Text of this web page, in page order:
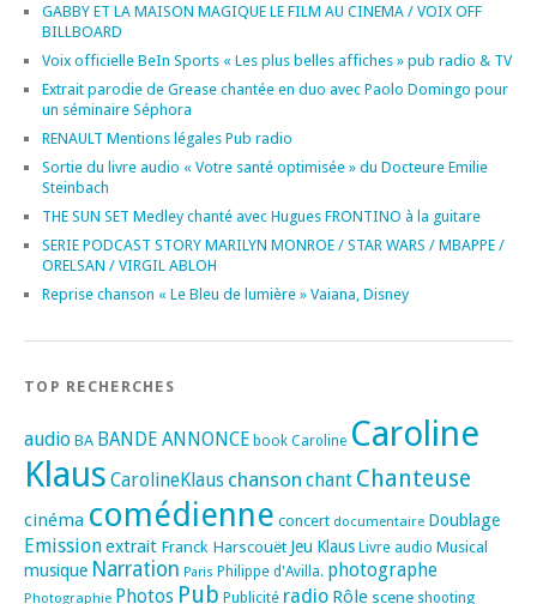
GABBY ET LA MAISON MAGIQUE LE FILM AU CINEMA / VOIX OFF
BILLBOARD
Voix officielle BeIn Sports « Les plus belles affiches » pub radio & TV
Extrait parodie de Grease chantée en duo avec Paolo Domingo pour
un séminaire Séphora
RENAULT Mentions légales Pub radio
Sortie du livre audio « Votre santé optimisée » du Docteure Emilie
Steinbach
THE SUN SET Medley chanté avec Hugues FRONTINO à la guitare
SERIE PODCAST STORY MARILYN MONROE / STAR WARS / MBAPPE /
ORELSAN / VIRGIL ABLOH
Reprise chanson « Le Bleu de lumière » Vaiana, Disney
TOP RECHERCHES
audio BA BANDE ANNONCE book Caroline Caroline
Klaus CarolineKlaus chanson chant Chanteuse
cinéma comédienne concert documentaire Doublage
Emissionextrait Franck Harscouët Jeu Klaus Livre audio Musical
musique Narration Paris Philippe d'Avilla. photographe
Photographie Photos Pub Publicité radio Rôle scene shooting